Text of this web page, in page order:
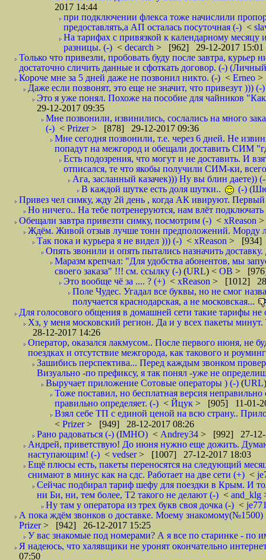
2017 14:44
при подключении флекса тоже начислили
предоставлять,а АП осталась посуточная (-) <
На тарифах с привязкой к календарному
разницы. (-) < decarch > [962] 29-12-2017 15:01
Только что привезли, пробовать буду после завтра,
достаточно сличить данные и сфоткать договор. (-)
Короче мне за 5 дней даже не позвонил никто. (-) < Erneo >
Даже если позвонят, это еще не значит, что привезут ))) (-)
Это я уже понял. Похоже на пособие для чайников
29-12-2017 09:35
Мне позвонили, извинились, сослались на много
(-) < Prizer> [878] 29-12-2017 09:36
Мне сегодня позвонили, т.е. через 6 дней. Не
попадут на межгород и обещали доставить СИМ
Есть подозрения, что могут и не доставить. И
отписался, те что якобы получили СИМ-ки,
Ага, засланный казачек))) Ну вы блин даете))
В каждой шутке есть доля шутки..
(-)
Привез чел симку, жду 2й день , когда АК ивируют. Первый
Но ничего.. На тебе потренеруются, нам влёт подключать
Обещали завтра привезти симку, посмотрим (-) < xReason
Ждём. Живой отзыв лучше тонн предположений. Морду
Так пока и курьера я не видел ))) (-) < xReason > [934]
Опять звонили и опять пытались назначить
Маразм крепчал: "Для удобства абонентов, мы
своего заказа" !!! см. ссылку (-) (URL) < ОВ >
Это вообще чё за .... ? (+) < xReason > [1012]
Поле Чудес. Угадал все буквы, но не смог
получается краснодарская, а не московская...
Для голосового общения в домашней сети такие тарифы не
Хз, у меня московский регион. Да и у всех пакеты
28-12-2017 14:26
Оператор, оказался лакмусом.. После первого июня, не
поездках и отсутствие межгорода, как такового и
Зашибись перспектива... Перед каждым звонком
Визуально -по префиксу, я так понял -уже не
Выручает приложение Сотовые операторы ) (-) (URL
Тоже поставил, но бесплатная версия
правильно определяет. (-) < Йцук > [905] 11-01-
Взял себе ТП с единой ценой на всю страну..
< Prizer> [949] 28-12-2017 08:26
Рано радоваться (-) (IMHO) < Andrey34 > [992] 27-12-
Андрей, приветствую! До июня нужно еще дожить.
наступающим! (-) < vedser> [1007] 27-12-2017 18:03
Ещё плюсы есть, пакеты переносятся на следующий
снимают в минус как на сдс. Работает на две сети (+) <
Сейчас подбирал тариф шефу для поездки в Крым. И
ни Би, ни, тем более, Т2 такого не делают (-) < and_klg
Ну там у оператора из трех букв своя дочка (-) <
А пока ждём звонков о доставке. Моему знакомому(№1500)
Prizer> [942] 26-12-2017 15:25
У вас знакомые под номерами? А я все по старинке - по
Я надеюсь, что халявщики не уронят окончательно
07:50